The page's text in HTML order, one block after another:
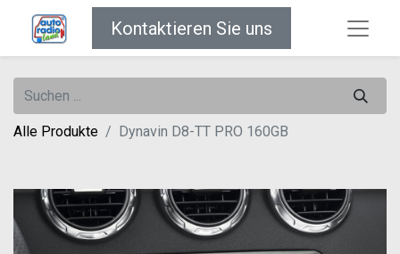
Kontaktieren Sie uns
Alle Produkte Dynavin D8-TT PRO 160GB